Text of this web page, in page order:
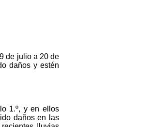
de julio a 20 de
daños y estén
1.º, y en ellos
daños en las